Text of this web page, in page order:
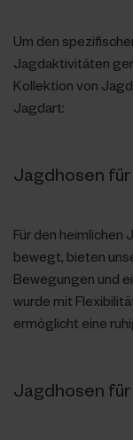
Um den
Jagdaktivitäten
Kollektion von
Jagdart:
Jagdhosen für
Für den heimlichen
bewegt, bieten
Bewegungen und
wurde mit
ermöglicht eine
Jagdhosen